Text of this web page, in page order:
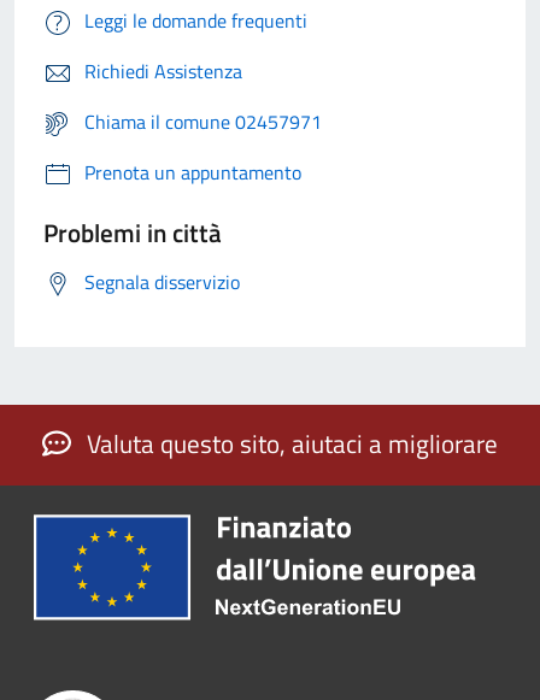
Leggi le domande frequenti
Richiedi Assistenza
Chiama il comune 02457971
Prenota un appuntamento
Problemi in città
Segnala disservizio
Valuta questo sito, aiutaci a migliorare